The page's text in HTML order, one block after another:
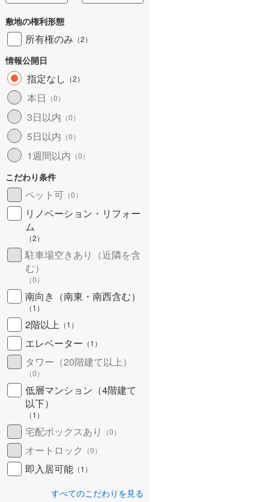
敷地の権利形態
所有権のみ （2）
情報公開日
指定なし （2）
本日 （0）
3日以内 （0）
5日以内 （0）
1週間以内 （0）
こだわり条件
ペット可 （0）
リノベーション・リフォー
ム
（2）
駐車場空きあり（近隣を含
む）
（0）
南向き（南東・南西含む）
（1 ）
2階以上 （1 ）
エレベーター （1 ）
タワー（20階建て以上）
（0）
低層マンション（4階建て
以下）
（1 ）
宅配ボックスあり （0）
オートロック （0）
即入居可能 （1 ）
すべてのこだわりを見る